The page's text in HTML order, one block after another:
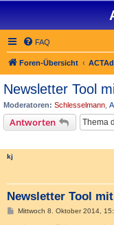
FAQ
Foren-Übersicht
Newsletter Tool
Moderatoren: Schlesselmann
Antworten
kj
Newsletter Tool
BMittwoch 8. Oktober 2014,